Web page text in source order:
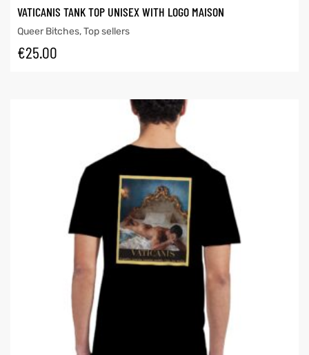
VATICANIS TANK TOP UNISEX WITH LOGO MAISON
Queer Bitches,Top sellers
€25.00